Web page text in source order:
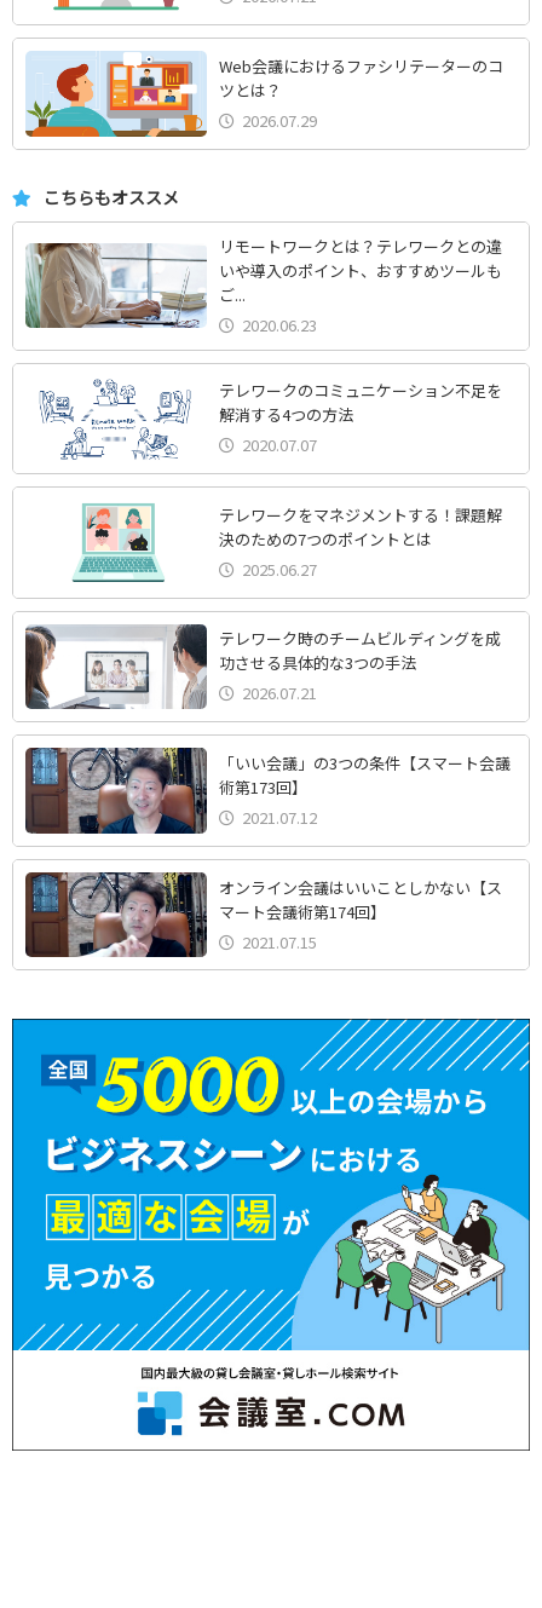
Web会議におけるファシリテーターのコ
ツとは？
2026.07.29
こちらもオススメ
リモートワークとは？テレワークとの違
いや導入のポイント、おすすめツールも
ご...
2020.06.23
テレワークのコミュニケーション不足を
解消する4つの方法
2020.07.07
テレワークをマネジメントする！課題解
決のための7つのポイントとは
2025.06.27
テレワーク時のチームビルディングを成
功させる具体的な3つの手法
2026.07.21
「いい会議」の3つの条件【スマート会議
術第173回】
2021.07.12
オンライン会議はいいことしかない【ス
マート会議術第174回】
2021.07.15